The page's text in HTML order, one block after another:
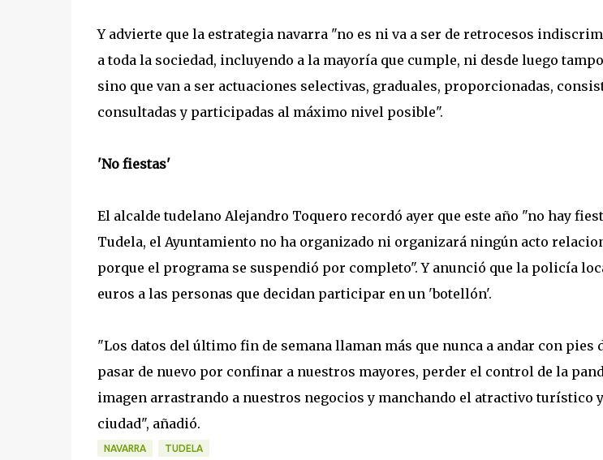
Y advierte que la estrategia navarra "no es ni va a ser de retrocesos
a toda la sociedad, incluyendo a la mayoría que cumple, ni desde luego
sino que van a ser actuaciones selectivas, graduales, proporcionadas,
consultadas y participadas al máximo nivel posible".
'No fiestas'
El alcalde tudelano Alejandro Toquero recordó ayer que este año "no hay
Tudela, el Ayuntamiento no ha organizado ni organizará ningún acto
porque el programa se suspendió por completo". Y anunció que la policía
euros a las personas que decidan participar en un 'botellón'.
"Los datos del último fin de semana llaman más que nunca a andar con pies
pasar de nuevo por confinar a nuestros mayores, perder el control de la
imagen arrastrando a nuestros negocios y manchando el atractivo turístico
ciudad", añadió.
NAVARRA TUDELA